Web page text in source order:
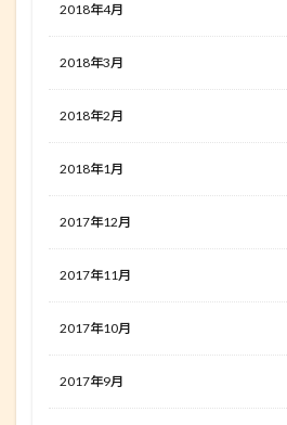
2018年4月
2018年3月
2018年2月
2018年1月
2017年12月
2017年11月
2017年10月
2017年9月